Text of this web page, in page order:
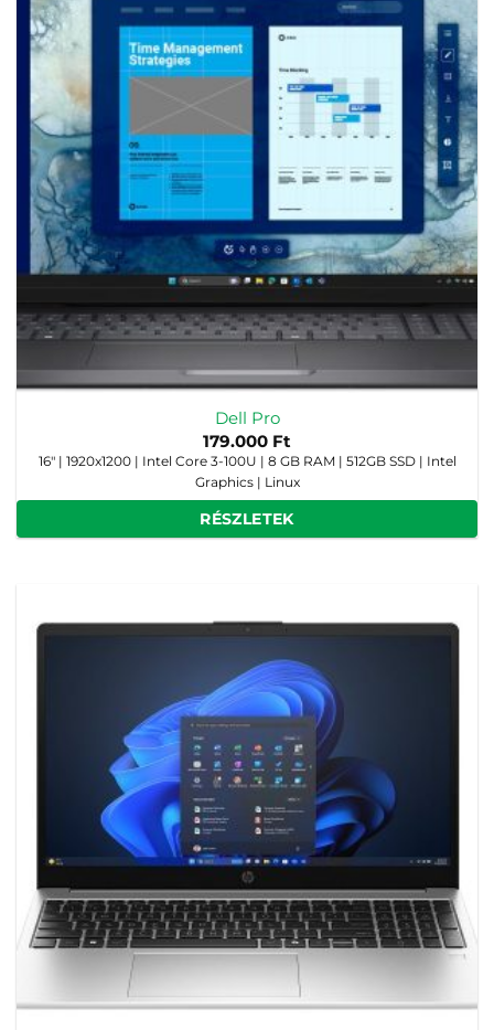
Dell Pro
179.000 Ft
16" | 1920x1200 | Intel Core 3-100U | 8 GB RAM | 512GB SSD | Intel
Graphics | Linux
RÉSZLETEK